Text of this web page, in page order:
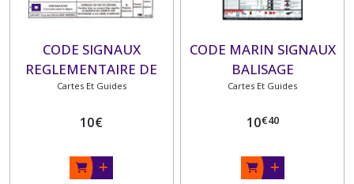
CODE SIGNAUX
REGLEMENTAIRE DE
REGATE
Cartes Et Guides
10€
CODE MARIN SIGNAUX
BALISAGE
Cartes Et Guides
10€40